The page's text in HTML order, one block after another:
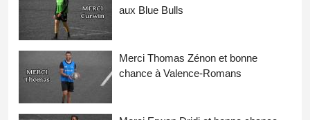
aux Blue Bulls
Merci Thomas Zénon et bonne
chance à Valence-Romans